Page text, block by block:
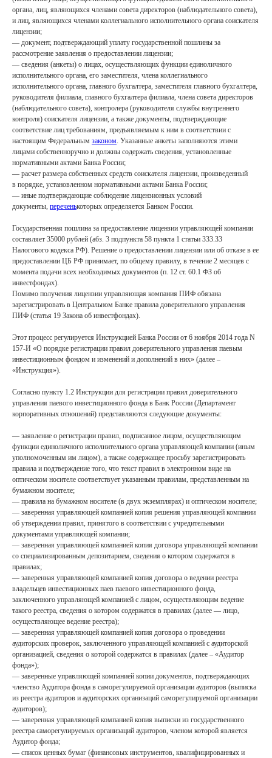
органа, лиц, являющихся членами совета директоров (наблюдательного совета),
и лиц, являющихся членами коллегиального исполнительного органа соискателя
лицензии;
— документ, подтверждающий уплату государственной пошлины за
рассмотрение заявления о предоставлении лицензии;
— сведения (анкеты) о лицах, осуществляющих функции единоличного
исполнительного органа, его заместителя, члена коллегиального
исполнительного органа, главного бухгалтера, заместителя главного бухгалтера,
руководителя филиала, главного бухгалтера филиала, члена совета директоров
(наблюдательного совета), контролера (руководителя службы внутреннего
контроля) соискателя лицензии, а также документы, подтверждающие
соответствие лиц требованиям, предъявляемым к ним в соответствии с
настоящим Федеральным законом. Указанные анкеты заполняются этими
лицами собственноручно и должны содержать сведения, установленные
нормативными актами Банка России;
— расчет размера собственных средств соискателя лицензии, произведенный
в порядке, установленном нормативными актами Банка России;
— иные подтверждающие соблюдение лицензионных условий
документы, переченькоторых определяется Банком России.
Государственная пошлина за предоставление лицензии управляющей компании
составляет 35000 рублей (абз. 3 подпункта 58 пункта 1 статьи 333.33
Налогового кодекса РФ). Решение о предоставлении лицензии или об отказе в ее
предоставлении ЦБ РФ принимает, по общему правилу, в течение 2 месяцев с
момента подачи всех необходимых документов (п. 12 ст. 60.1 ФЗ об
инвестфондах).
Помимо получения лицензии управляющая компания ПИФ обязана
зарегистрировать в Центральном Банке правила доверительного управления
ПИФ (статья 19 Закона об инвестфондах).
Этот процесс регулируется Инструкцией Банка России от 6 ноября 2014 года N
157-И «О порядке регистрации правил доверительного управления паевым
инвестиционным фондом и изменений и дополнений в них» (далее –
«Инструкция»).
Согласно пункту 1.2 Инструкции для регистрации правил доверительного
управления паевого инвестиционного фонда в Банк России (Департамент
корпоративных отношений) представляются следующие документы:
— заявление о регистрации правил, подписанное лицом, осуществляющим
функции единоличного исполнительного органа управляющей компании (иным
уполномоченным им лицом), а также содержащее просьбу зарегистрировать
правила и подтверждение того, что текст правил в электронном виде на
оптическом носителе соответствует указанным правилам, представленным на
бумажном носителе;
— правила на бумажном носителе (в двух экземплярах) и оптическом носителе;
— заверенная управляющей компанией копия решения управляющей компании
об утверждении правил, принятого в соответствии с учредительными
документами управляющей компании;
— заверенная управляющей компанией копия договора управляющей компании
со специализированным депозитарием, сведения о котором содержатся в
правилах;
— заверенная управляющей компанией копия договора о ведении реестра
владельцев инвестиционных паев паевого инвестиционного фонда,
заключенного управляющей компанией с лицом, осуществляющим ведение
такого реестра, сведения о котором содержатся в правилах (далее — лицо,
осуществляющее ведение реестра);
— заверенная управляющей компанией копия договора о проведении
аудиторских проверок, заключенного управляющей компанией с аудиторской
организацией, сведения о которой содержатся в правилах (далее – «Аудитор
фонда»);
— заверенные управляющей компанией копии документов, подтверждающих
членство Аудитора фонда в саморегулируемой организации аудиторов (выписка
из реестра аудиторов и аудиторских организаций саморегулируемой организации
аудиторов);
— заверенная управляющей компанией копия выписки из государственного
реестра саморегулируемых организаций аудиторов, членом которой является
Аудитор фонда;
— список ценных бумаг (финансовых инструментов, квалифицированных и